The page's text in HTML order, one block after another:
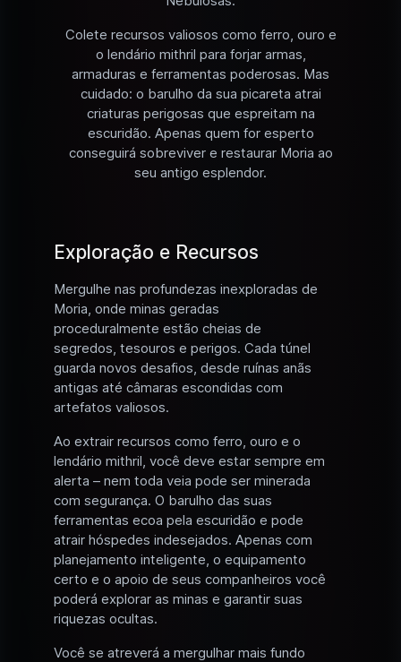
Colete recursos valiosos como ferro, ouro e
o lendário mithril para forjar armas,
armaduras e ferramentas poderosas. Mas
cuidado: o barulho da sua picareta atrai
criaturas perigosas que espreitam na
escuridão. Apenas quem for esperto
conseguirá sobreviver e restaurar Moria ao
seu antigo esplendor.
Exploração e Recursos
Mergulhe nas profundezas inexploradas de
Moria, onde minas geradas
proceduralmente estão cheias de
segredos, tesouros e perigos. Cada túnel
guarda novos desafios, desde ruínas anãs
antigas até câmaras escondidas com
artefatos valiosos.
Ao extrair recursos como ferro, ouro e o
lendário mithril, você deve estar sempre em
alerta – nem toda veia pode ser minerada
com segurança. O barulho das suas
ferramentas ecoa pela escuridão e pode
atrair hóspedes indesejados. Apenas com
planejamento inteligente, o equipamento
certo e o apoio de seus companheiros você
poderá explorar as minas e garantir suas
riquezas ocultas.
Você se atreverá a mergulhar mais fundo